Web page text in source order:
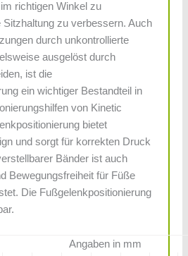
richtigen Winkel zu
Sitzhaltung zu verbessern. Auch
durch unkontrollierte
ausgelöst durch
ist die
ein wichtiger Bestandteil in
von Kinetic
bietet
und sorgt für korrekten Druck
Bänder ist auch
Bewegungsfreiheit für Füße
Die Fußgelenkpositionierung
Angaben in mm